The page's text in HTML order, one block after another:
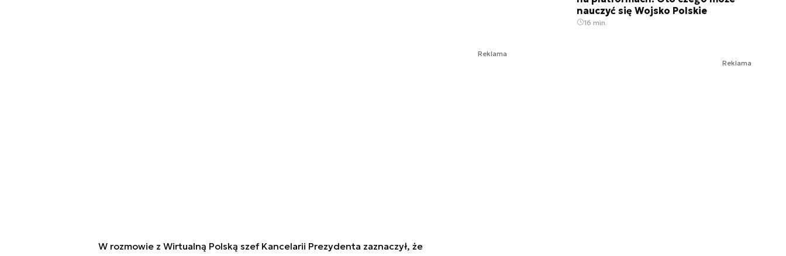
Reklama
W rozmowie z Wirtualną Polską szef Kancelarii Prezydenta zaznaczył, że
nauczyć się Wojsko Polskie
16 min.
Reklama